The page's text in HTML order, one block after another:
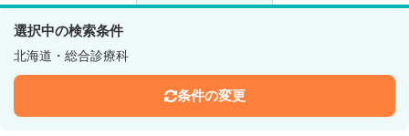
選択中の検索条件
北海道・総合診療科
条件の変更